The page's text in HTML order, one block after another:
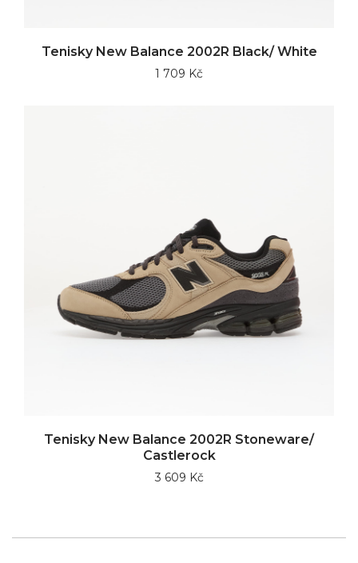
Tenisky New Balance 2002R Black/ White
1 709 Kč
Tenisky New Balance 2002R Stoneware/
Castlerock
3 609 Kč